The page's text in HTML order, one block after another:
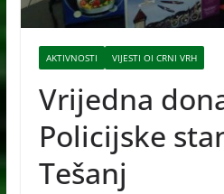
AKTIVNOSTI VIJESTI OI CRNI VRH
Vrijedna
Policijske
Tešanj